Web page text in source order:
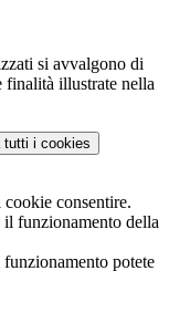
si avvalgono di
finalità illustrate nella
tutti i cookies
cookie consentire.
il funzionamento della
potete